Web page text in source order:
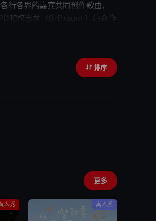
行各界的嘉宾共同创作歌曲，
G-Dragon）的合作
告
排序
更多
人秀 真人秀